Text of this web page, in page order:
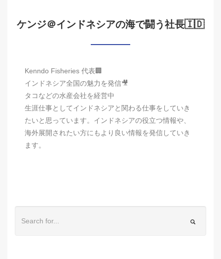
ケンジ＠インドネシアの海で闘う社長🇮🇩
Kenndo Fisheries 代表🏢
インドネシア全国の魅力を発信🎥
タコなどの水産会社を経営中
生涯仕事としてインドネシアと関わる仕事をしていき
たいと思っています。インドネシアの役立つ情報や、
海外展開されたい方にもより良い情報を発信していき
ます。